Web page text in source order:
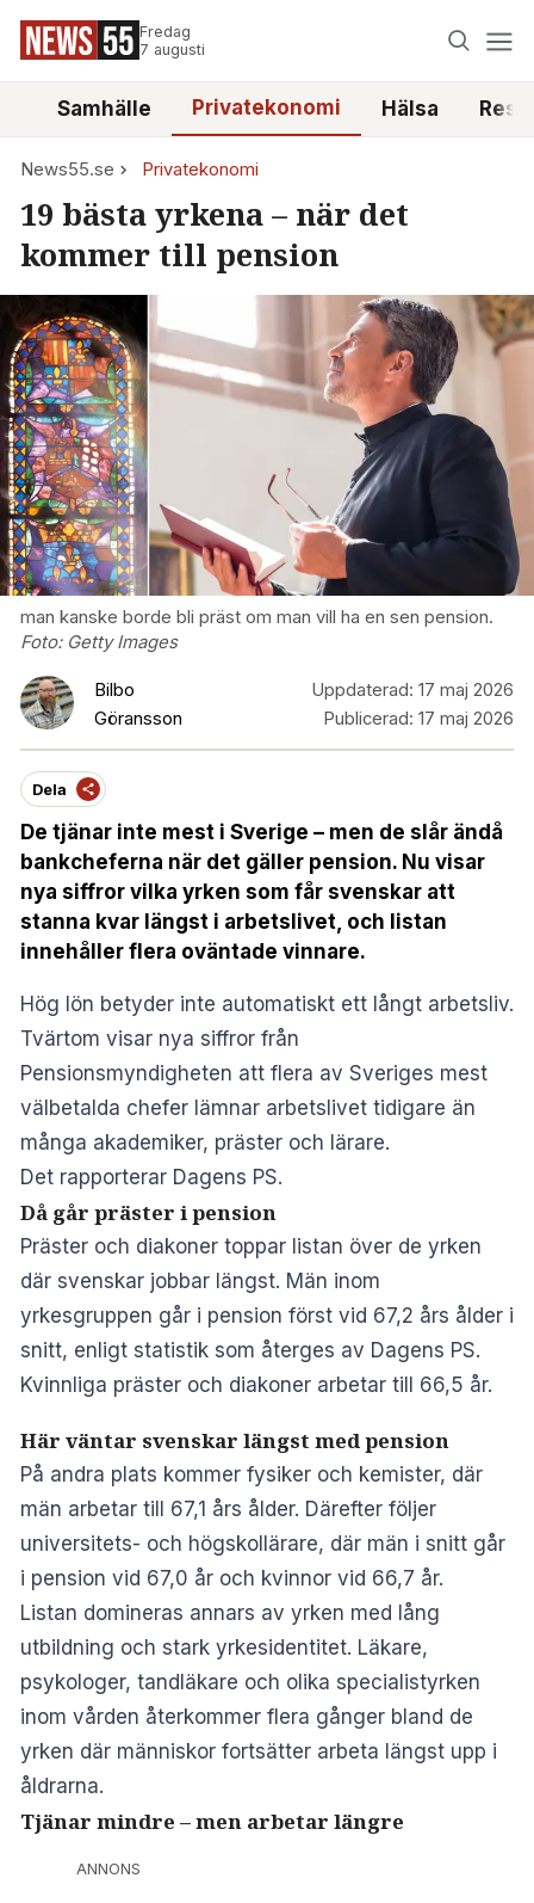
Fredag
7 augusti
Samhälle Privatekonomi Hälsa
News55.se Privatekonomi
19 bästa yrkena – när det
kommer till pension
man kanske borde bli präst om man vill ha en sen pension.
Foto: Getty Images
Bilbo
Göransson
Uppdaterad: 17 maj 2026
Publicerad: 17 maj 2026
Dela
De tjänar inte mest i Sverige – men de slår ändå
bankcheferna när det gäller pension. Nu visar
nya siffror vilka yrken som får svenskar att
stanna kvar längst i arbetslivet, och listan
innehåller flera oväntade vinnare.
Hög lön betyder inte automatiskt ett långt arbetsliv.
Tvärtom visar nya siffror från
Pensionsmyndigheten att flera av Sveriges mest
välbetalda chefer lämnar arbetslivet tidigare än
många akademiker, präster och lärare.
Det rapporterar Dagens PS.
Då går präster i pension
Präster och diakoner toppar listan över de yrken
där svenskar jobbar längst. Män inom
yrkesgruppen går i pension först vid 67,2 års ålder i
snitt, enligt statistik som återges av Dagens PS.
Kvinnliga präster och diakoner arbetar till 66,5 år.
Här väntar svenskar längst med pension
På andra plats kommer fysiker och kemister, där
män arbetar till 67,1 års ålder. Därefter följer
universitets- och högskollärare, där män i snitt går
i pension vid 67,0 år och kvinnor vid 66,7 år.
Listan domineras annars av yrken med lång
utbildning och stark yrkesidentitet. Läkare,
psykologer, tandläkare och olika specialistyrken
inom vården återkommer flera gånger bland de
yrken där människor fortsätter arbeta längst upp i
åldrarna.
Tjänar mindre – men arbetar längre
ANNONS